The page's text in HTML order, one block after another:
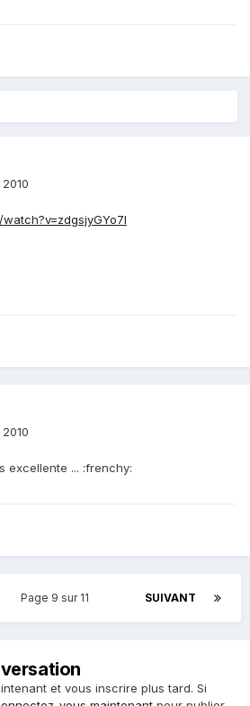
excellente ... :frenchy:
SUIVANT
Page 9 sur 11
et vous inscrire plus tard. Si